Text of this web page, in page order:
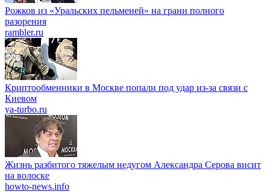
Рожков из «Уральских пельменей» на грани полного
разорения
rambler.ru
Криптообменники в Москве попали под удар из-за связи с
Киевом
ya-turbo.ru
Жизнь разбитого тяжелым недугом Александра Серова висит
на волоске
howto-news.info